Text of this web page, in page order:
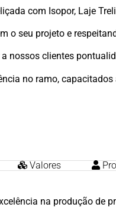
com Isopor, Laje
o seu projeto e
nossos clientes
no ramo,
Valores
na produção de